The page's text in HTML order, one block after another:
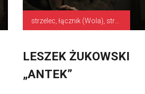
LESZEK ŻUKOWSKI
„ANTEK”